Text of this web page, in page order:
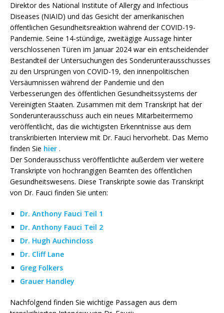
Direktor des National Institute of Allergy and Infectious
Diseases (NIAID) und das Gesicht der amerikanischen
öffentlichen Gesundheitsreaktion während der COVID-19-
Pandemie. Seine 14-stündige, zweitägige Aussage hinter
verschlossenen Türen im Januar 2024 war ein entscheidender
Bestandteil der Untersuchungen des Sonderunterausschusses
zu den Ursprüngen von COVID-19, den innenpolitischen
Versäumnissen während der Pandemie und den
Verbesserungen des öffentlichen Gesundheitssystems der
Vereinigten Staaten. Zusammen mit dem Transkript hat der
Sonderunterausschuss auch ein neues Mitarbeitermemo
veröffentlicht, das die wichtigsten Erkenntnisse aus dem
transkribierten Interview mit Dr. Fauci hervorhebt. Das Memo
finden Sie hier .
Der Sonderausschuss veröffentlichte außerdem vier weitere
Transkripte von hochrangigen Beamten des öffentlichen
Gesundheitswesens. Diese Transkripte sowie das Transkript
von Dr. Fauci finden Sie unten:
Dr. Anthony Fauci Teil 1
Dr. Anthony Fauci Teil 2
Dr. Hugh Auchincloss
Dr. Cliff Lane
Greg Folkers
Grauer Handley
Nachfolgend finden Sie wichtige Passagen aus dem